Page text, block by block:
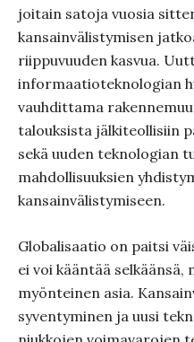
joitain satoja vuosia
kansainvälistymisen
riippuvuuden kasvua.
informaatioteknologian
vauhdittama
talouksista jälkiteollisiin
sekä uuden teknologian
mahdollisuuksien
kansainvälistymiseen.
Globalisaatio on paitsi
ei voi kääntää
myönteinen asia.
syventyminen ja uusi